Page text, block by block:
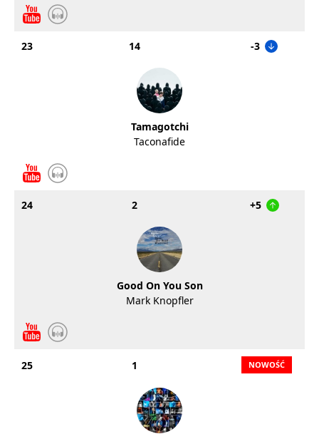
23 14 -3
Tamagotchi
Taconafide
24 2 +5
Good On You Son
Mark Knopfler
25 1